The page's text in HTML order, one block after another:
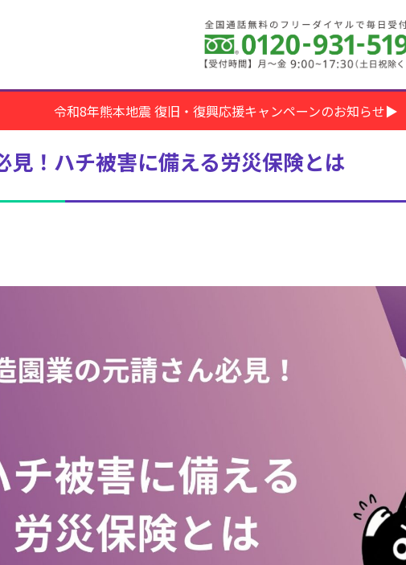
令和8年熊本地震 復旧・復興応援キャンペーンのお知らせ▶
見！ハチ被害に備える労災保険とは